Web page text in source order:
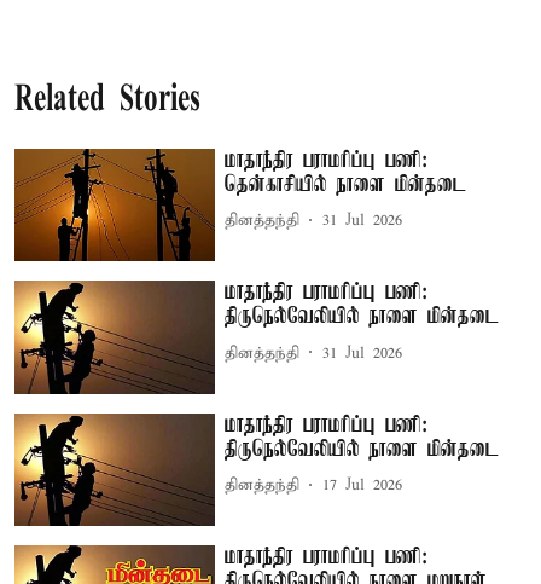
Related Stories
மாதாந்திர பராமரிப்பு பணி:
தென்காசியில் நாளை மின்தடை
தினத்தந்தி 31 Jul 2026
மாதாந்திர பராமரிப்பு பணி:
திருநெல்வேலியில் நாளை மின்தடை
தினத்தந்தி 31 Jul 2026
மாதாந்திர பராமரிப்பு பணி:
திருநெல்வேலியில் நாளை மின்தடை
தினத்தந்தி 17 Jul 2026
மாதாந்திர பராமரிப்பு பணி: